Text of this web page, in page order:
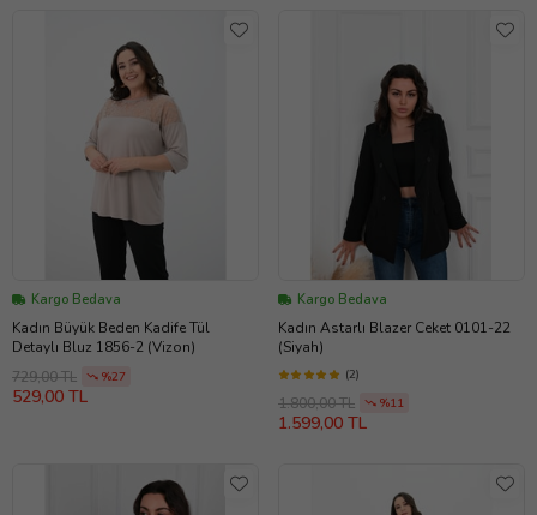
Kargo Bedava
Kadın Büyük Beden Kadife Tül
Detaylı Bluz 1856-2 (Vizon)
729,00 TL
%27
529,00 TL
Kargo Bedava
Kadın Astarlı Blazer Ceket 0101-22
(Siyah)
(2)
1.800,00 TL %11
1.599,00 TL